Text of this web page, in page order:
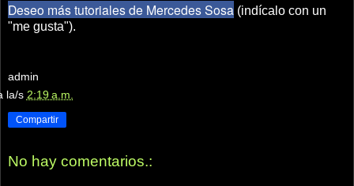
Deseo más tutoriales de Mercedes Sosa (indícalo con un
"me gusta").
admin
la/s 2:19 a.m.
Compartir
No hay comentarios.: